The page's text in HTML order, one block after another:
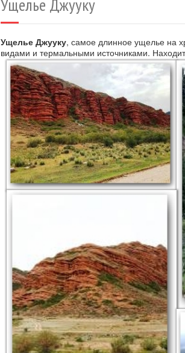
Ущелье Джууку
Ущелье Джууку, самое длинное ущелье на
видами и термальными источниками.